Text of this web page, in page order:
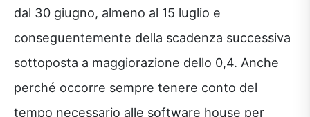
dal 30 giugno, almeno al 15 luglio e
conseguentemente della scadenza successiva
sottoposta a maggiorazione dello 0,4. Anche
perché occorre sempre tenere conto del
tempo necessario alle software house per